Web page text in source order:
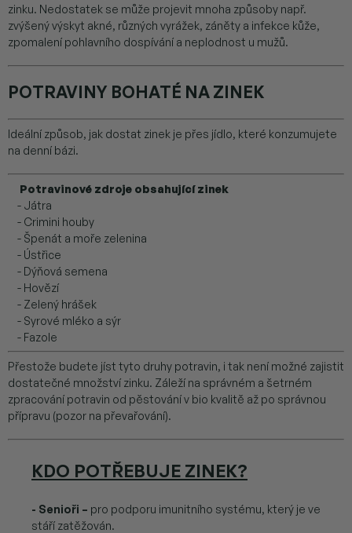
zinku. Nedostatek se může projevit mnoha způsoby např.
zvýšený výskyt akné, různých vyrážek, záněty a infekce kůže,
zpomalení pohlavního dospívání a neplodnost u mužů.
POTRAVINY BOHATÉ NA ZINEK
Ideální způsob, jak dostat zinek je přes jídlo, které konzumujete
na denní bázi.
Potravinové zdroje obsahující zinek
- Játra
- Crimini houby
- Špenát a moře zelenina
- Ústřice
- Dýňová semena
- Hovězí
- Zelený hrášek
- Syrové mléko a sýr
- Fazole
Přestože budete jíst tyto druhy potravin, i tak není možné zajistit
dostatečné množství zinku. Záleží na správném a šetrném
zpracování potravin od pěstování v bio kvalitě až po správnou
přípravu (pozor na převařování).
KDO POTŘEBUJE ZINEK?
- Senioři – pro podporu imunitního systému, který je ve
stáří zatěžován.